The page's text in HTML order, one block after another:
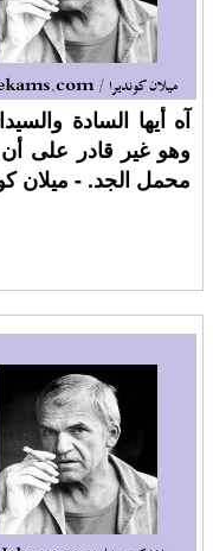
آه أيها السادة
وهو غير قادر على
محمل الجد. - ميلان